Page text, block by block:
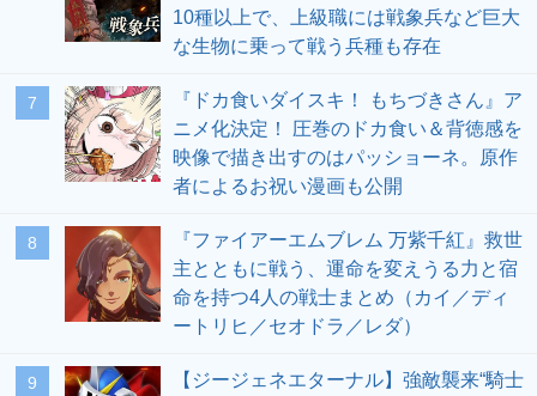
10種以上で、上級職には戦象兵など巨大
な生物に乗って戦う兵種も存在
7
『ドカ食いダイスキ！ もちづきさん』ア
ニメ化決定！ 圧巻のドカ食い＆背徳感を
映像で描き出すのはパッショーネ。原作
者によるお祝い漫画も公開
8
『ファイアーエムブレム 万紫千紅』救世
主とともに戦う、運命を変えうる力と宿
命を持つ4人の戦士まとめ（カイ／ディ
ートリヒ／セオドラ／レダ）
9
【ジージェネエターナル】強敵襲来“騎士